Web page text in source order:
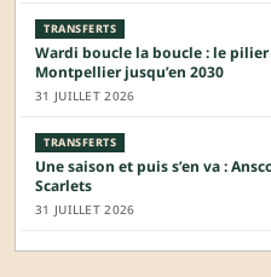
TRANSFERTS
Wardi boucle la boucle : le
Montpellier jusqu’en 2030
31 JUILLET 2026
TRANSFERTS
Une saison et puis s’en va :
Scarlets
31 JUILLET 2026